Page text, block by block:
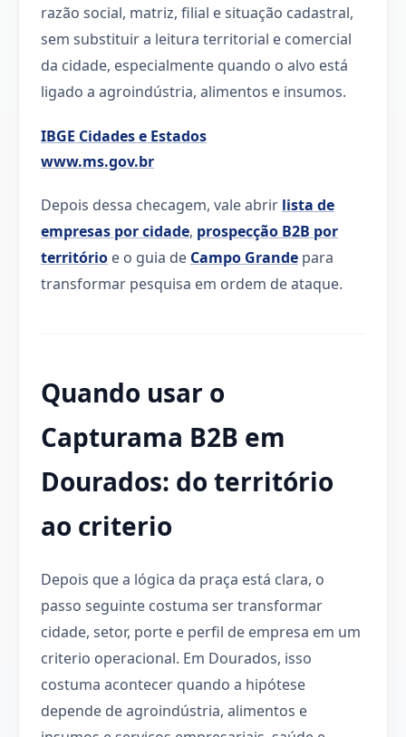
razão social, matriz, filial e situação cadastral,
sem substituir a leitura territorial e comercial
da cidade, especialmente quando o alvo está
ligado a agroindústria, alimentos e insumos.
IBGE Cidades e Estados
www.ms.gov.br
Depois dessa checagem, vale abrir lista de
empresas por cidade, prospecção B2B por
território e o guia de Campo Grande para
transformar pesquisa em ordem de ataque.
Quando usar o
Capturama B2B em
Dourados: do território
ao criterio
Depois que a lógica da praça está clara, o
passo seguinte costuma ser transformar
cidade, setor, porte e perfil de empresa em um
criterio operacional. Em Dourados, isso
costuma acontecer quando a hipótese
depende de agroindústria, alimentos e